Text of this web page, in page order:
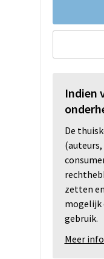
Indien
De
zetten
mogelijk
gebruik.
Meer